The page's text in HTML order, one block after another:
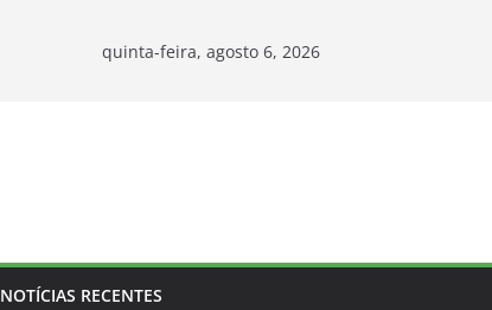
quinta-feira, agosto 6, 2026
NOTÍCIAS RECENTES